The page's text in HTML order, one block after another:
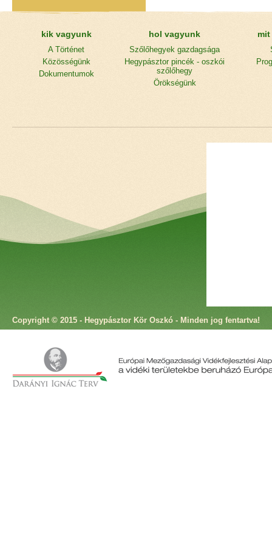
kik vagyunk
A Történet
Közösségünk
Dokumentumok
hol vagyunk
Szőlőhegyek gazdagsága
Hegypásztor pincék - oszkói
szőlőhegy
Örökségünk
Copyright © 2015 - Hegypásztor Kör Oszkó - Minden jog fentartva!